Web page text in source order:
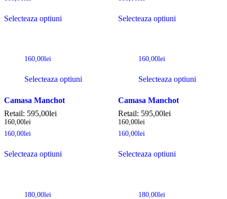
Selecteaza optiuni Selecteaza optiuni
160,00lei
Selecteaza optiuni
Camasa Manchot
Retail: 595,00lei
160,00lei
160,00lei
Selecteaza optiuni
160,00lei
Selecteaza optiuni
Camasa Manchot
Retail: 595,00lei
160,00lei
160,00lei
Selecteaza optiuni
180,00lei 180,00lei